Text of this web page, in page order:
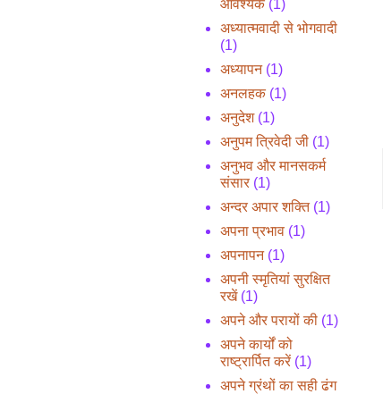
आवश्यक (1)
अध्यात्मवादी से भोगवादी
(1)
अध्यापन (1)
अनलहक (1)
अनुदेश (1)
अनुपम त्रिवेदी जी (1)
अनुभव और मानसकर्म
संसार (1)
अन्दर अपार शक्ति (1)
अपना प्रभाव (1)
अपनापन (1)
अपनी स्मृतियां सुरक्षित
रखें (1)
अपने और परायों की (1)
अपने कार्यों को
राष्ट्रार्पित करें (1)
अपने ग्रंथों का सही ढंग